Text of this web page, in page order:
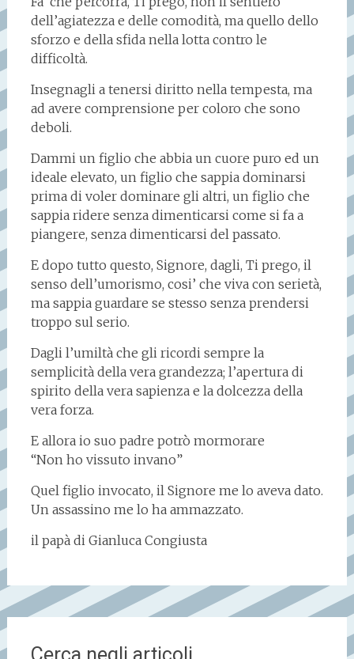
dell’agiatezza e delle comodità, ma quello dello
sforzo e della sfida nella lotta contro le
difficoltà.
Insegnagli a tenersi diritto nella tempesta, ma
ad avere comprensione per coloro che sono
deboli.
Dammi un figlio che abbia un cuore puro ed un
ideale elevato, un figlio che sappia dominarsi
prima di voler dominare gli altri, un figlio che
sappia ridere senza dimenticarsi come si fa a
piangere, senza dimenticarsi del passato.
E dopo tutto questo, Signore, dagli, Ti prego, il
senso dell’umorismo, cosi’ che viva con serietà,
ma sappia guardare se stesso senza prendersi
troppo sul serio.
Dagli l’umiltà che gli ricordi sempre la
semplicità della vera grandezza; l’apertura di
spirito della vera sapienza e la dolcezza della
vera forza.
E allora io suo padre potrò mormorare
“Non ho vissuto invano”
Quel figlio invocato, il Signore me lo aveva dato.
Un assassino me lo ha ammazzato.
il papà di Gianluca Congiusta